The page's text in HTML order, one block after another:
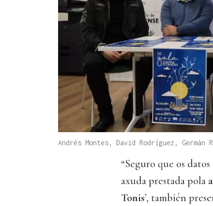
Andrés Montes, David Rodríguez,
“Seguro que os
axuda prestada pola
Tonis’, también